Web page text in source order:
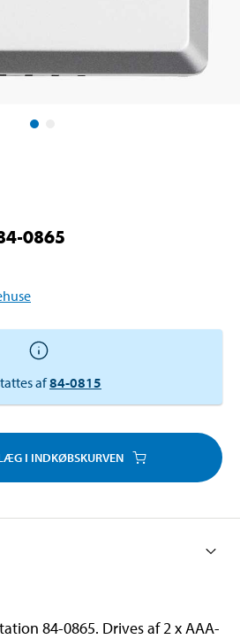
0865
af84-0815
I INDKØBSKURVEN
84-0865. Drives af 2 x AAA-